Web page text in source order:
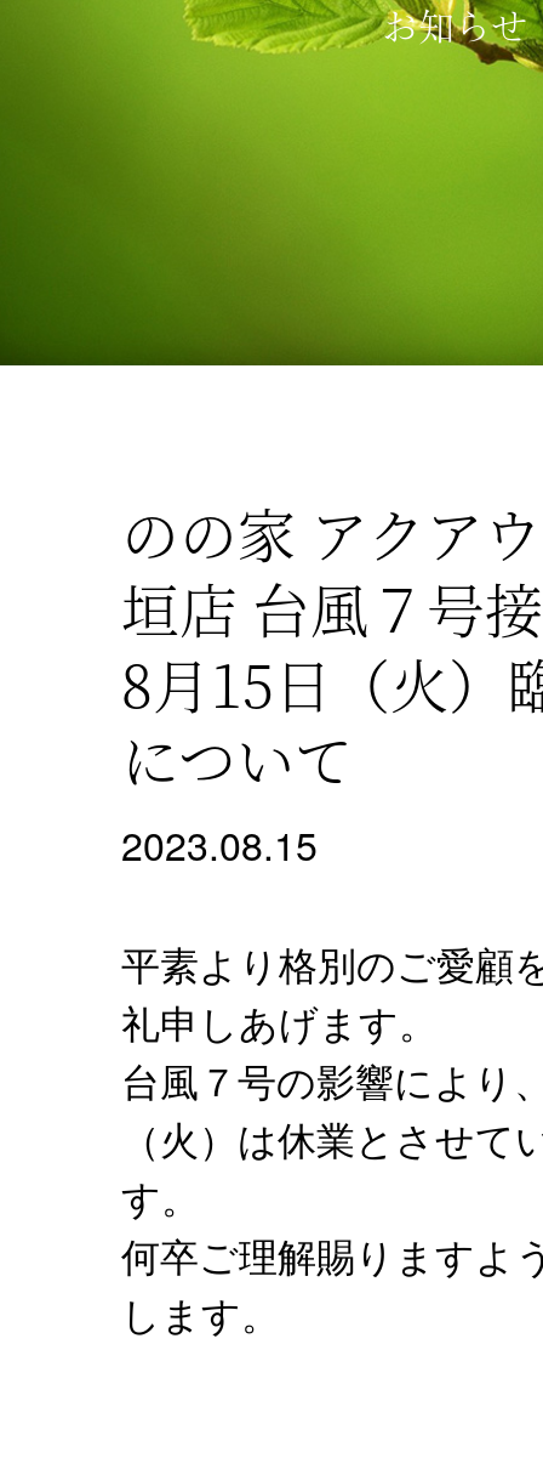
お知らせ
のの家 アクア
垣店 台風７号
8月15日（火）
について
2023.08.15
平素より格別のご愛顧
礼申しあげます。
台風７号の影響により
（火）は休業とさせて
す。
何卒ご理解賜りますよ
します。